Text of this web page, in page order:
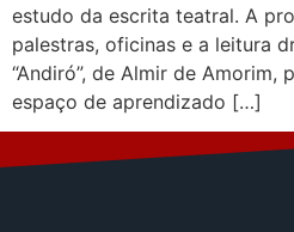
estudo da escrita teatral. A
palestras, oficinas e a leitura
“Andiró”, de Almir de Amorim,
espaço de aprendizado […]